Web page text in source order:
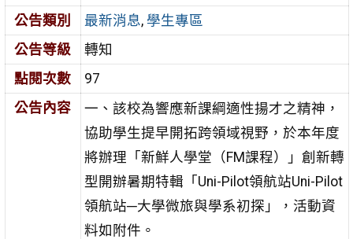
公告類別
最新消息, 學生專區
公告等級
轉知
點閱次數
97
公告內容
一、該校為響應新課綱適性揚才之精神，
協助學生提早開拓跨領域視野，於本年度
將辦理「新鮮人學堂（FM課程）」創新轉
型開辦暑期特輯「Uni-Pilot領航站Uni-Pilot
領航站─大學微旅與學系初探」，活動資
料如附件。